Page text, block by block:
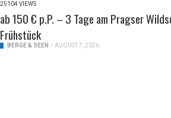
25104 VIEWS
ab 150 € p.P. – 3 Tage am Pragser
Frühstück
BERGE & SEEN / AUGUST 7, 2026